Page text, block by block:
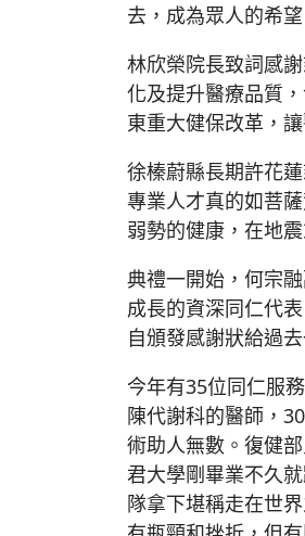
去，成為眾人的希望
林欣榮院長致詞感
化及提升醫療品質
東重大健保改革，
徐榛蔚縣長期許花
專業人才真的如菩
弱勢的健康，在地
典禮一開始，何宗
成長的資深同仁代
自頒發感謝狀給過
今年有35位同仁服
陳代謝科的醫師，
術助人無數。復健
君大學剛畢業不久
隊拿下堪稱走在世